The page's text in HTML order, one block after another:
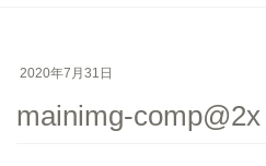
2020年7月31日
mainimg-comp@2x